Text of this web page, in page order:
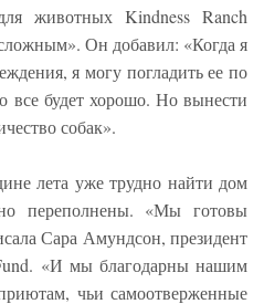
животных Kindness Ranch
Он добавил: «Когда я
я могу погладить ее по
все будет хорошо. Но вынести
собак».
лета уже трудно найти дом
переполнены. «Мы готовы
Сара Амундсон, президент
«И мы благодарны нашим
чьи самоотверженные